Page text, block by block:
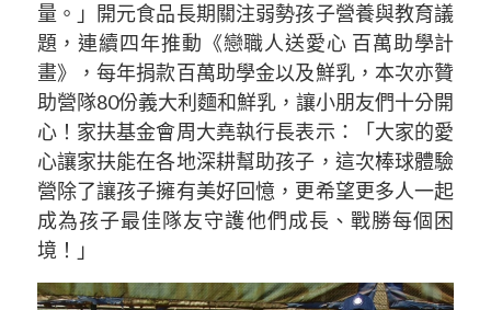
量。」開元食品長期關注弱勢孩子營養與教育議
題，連續四年推動《戀職人送愛心 百萬助學計
畫》，每年捐款百萬助學金以及鮮乳，本次亦贊
助營隊80份義大利麵和鮮乳，讓小朋友們十分開
心！家扶基金會周大堯執行長表示：「大家的愛
心讓家扶能在各地深耕幫助孩子，這次棒球體驗
營除了讓孩子擁有美好回憶，更希望更多人一起
成為孩子最佳隊友守護他們成長、戰勝每個困
境！」